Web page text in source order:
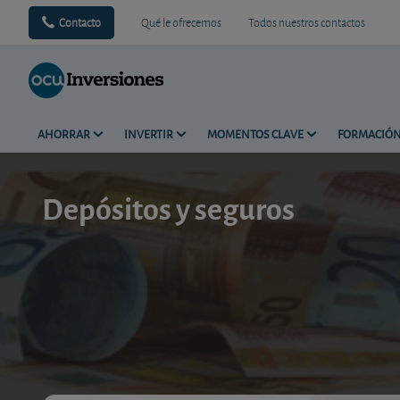
Contacto Qué le ofrecemos Todos nuestros contactos
AHORRAR INVERTIR MOMENTOS CLAVE FORMACIÓN
Depósitos y seguros